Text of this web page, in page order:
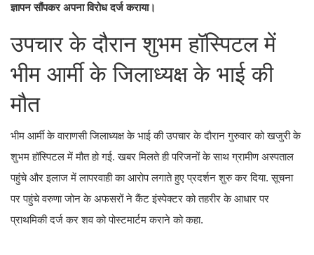
ज्ञापन सौंपकर अपना विरोध दर्ज कराया।
उपचार के दौरान शुभम हॉस्पिटल में
भीम आर्मी के जिलाध्यक्ष के भाई की
मौत
भीम आर्मी के वाराणसी जिलाध्यक्ष के भाई की उपचार के दौरान गुरुवार को खजुरी के
शुभम हॉस्पिटल में मौत हो गई. खबर मिलते ही परिजनों के साथ ग्रामीण अस्पताल
पहुंचे और इलाज में लापरवाही का आरोप लगाते हुए प्रदर्शन शुरु कर दिया. सूचना
पर पहुंचे वरुणा जोन के अफसरों ने कैंट इंस्पेक्टर को तहरीर के आधार पर
प्राथमिकी दर्ज कर शव को पोस्टमार्टम कराने को कहा.